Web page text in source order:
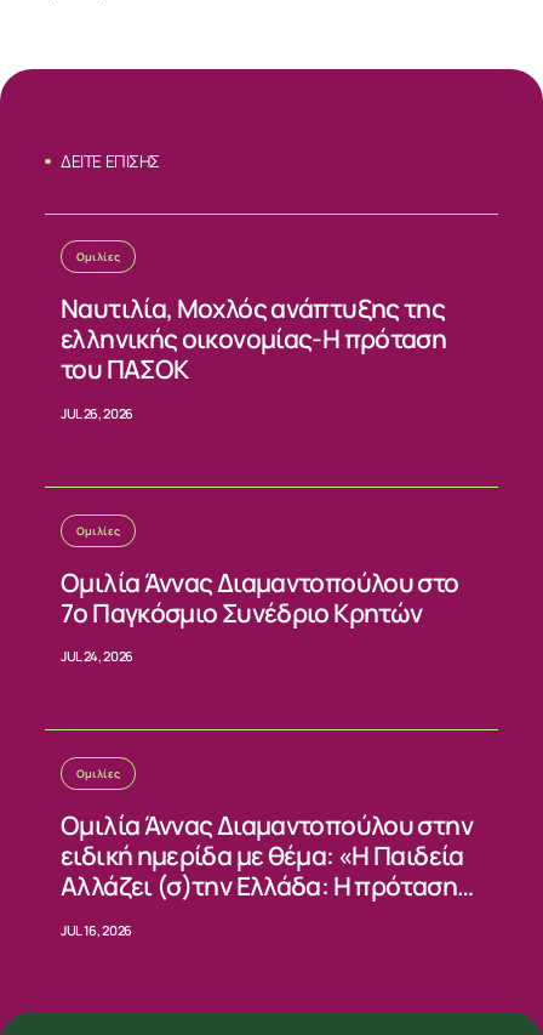
ΔΕΙΤΕ ΕΠΙΣΗΣ
Ομιλίες
Ναυτιλία, Μοχλός ανάπτυξης της
ελληνικής οικονομίας-Η πρόταση
του ΠΑΣΟΚ
JUL 26, 2026
Ομιλίες
Ομιλία Άννας Διαμαντοπούλου στο
7ο Παγκόσμιο Συνέδριο Κρητών
JUL 24, 2026
Ομιλίες
Ομιλία Άννας Διαμαντοπούλου στην
ειδική ημερίδα με θέμα: «Η Παιδεία
Αλλάζει (σ)την Ελλάδα: Η πρόταση
JUL 16, 2026